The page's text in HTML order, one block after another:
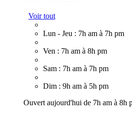
Voir tout
Lun - Jeu : 7h am à 7h pm
Ven : 7h am à 8h pm
Sam : 7h am à 7h pm
Dim : 9h am à 5h pm
Ouvert aujourd'hui de 7h am à 8h